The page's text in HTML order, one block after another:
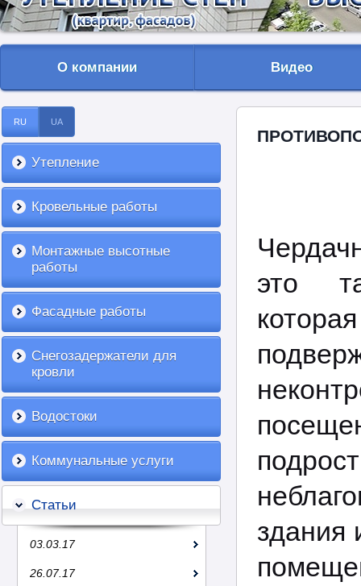
О компании Видео
RU UA
Утепление
Кровельные работы
Монтажные высотные
работы
Фасадные работы
Снегозадержатели для
кровли
Водостоки
Коммунальные услуги
Статьи
03.03.17
26.07.17
это
здания